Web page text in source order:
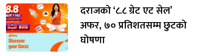
दराजको ‘८.८ ग्रेट एट सेल’
अफर, ७० प्रतिशतसम्म छुटको
घोषणा